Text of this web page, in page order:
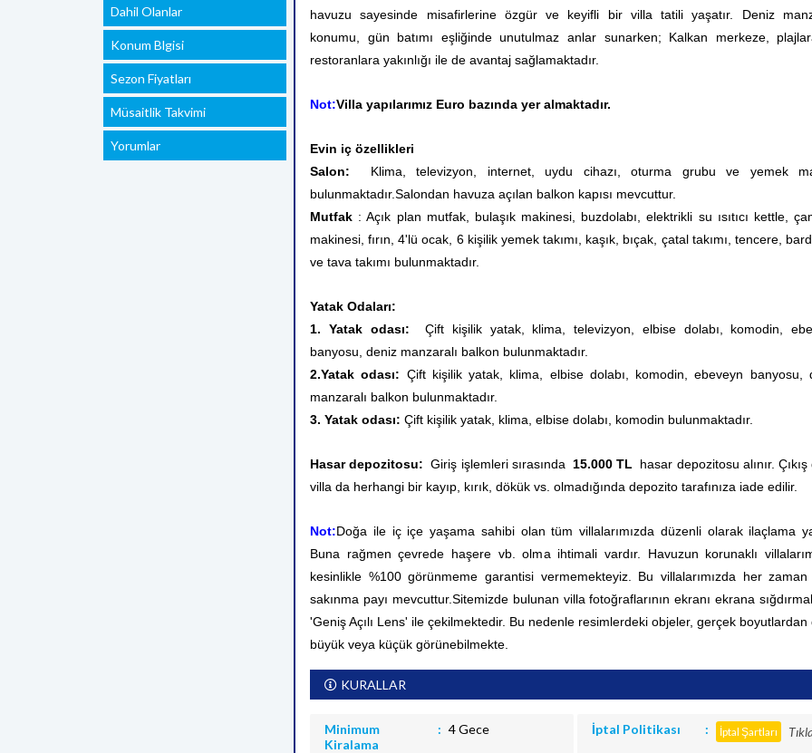
Dahil Olanlar
Konum Blgisi
Sezon Fiyatları
Müsaitlik Takvimi
Yorumlar
havuzu sayesinde misafirlerine özgür ve keyifli bir villa tatili yaşatır. Deniz
konumu, gün batımı eşliğinde unutulmaz anlar sunarken; Kalkan merkeze,
restoranlara yakınlığı ile de avantaj sağlamaktadır.
Not:Villa yapılarımız Euro bazında yer almaktadır.
Evin iç özellikleri
Salon: Klima, televizyon, internet, uydu cihazı, oturma grubu ve yemek
bulunmaktadır.Salondan havuza açılan balkon kapısı mevcuttur.
Mutfak : Açık plan mutfak, bulaşık makinesi, buzdolabı, elektrikli su ısıtıcı kettle,
makinesi, fırın, 4'lü ocak, 6 kişilik yemek takımı, kaşık, bıçak, çatal takımı, tencere,
ve tava takımı bulunmaktadır.
Yatak Odaları:
1. Yatak odası:
Çift kişilik yatak, klima, televizyon, elbise dolabı, komodin,
banyosu, deniz manzaralı balkon bulunmaktadır.
2.Yatak odası: Çift kişilik yatak, klima, elbise dolabı, komodin, ebeveyn banyosu,
manzaralı balkon bulunmaktadır.
3. Yatak odası: Çift kişilik yatak, klima, elbise dolabı, komodin bulunmaktadır.
Hasar depozitosu: Giriş işlemleri sırasında 15.000 TL hasar depozitosu alınır.
villa da herhangi bir kayıp, kırık, dökük vs. olmadığında depozito tarafınıza iade edilir.
Not:Doğa ile iç içe yaşama sahibi olan tüm villalarımızda düzenli olarak ilaçlama
Buna rağmen çevrede haşere vb. olma ihtimali vardır. Havuzun korunaklı
kesinlikle %100 görünmeme garantisi vermemekteyiz. Bu villalarımızda her
sakınma payı mevcuttur.Sitemizde bulunan villa fotoğraflarının ekranı ekrana
'Geniş Açılı Lens' ile çekilmektedir. Bu nedenle resimlerdeki objeler, gerçek boyutlardan
büyük veya küçük görünebilmekte.
KURALLAR
Minimum
Kiralama
4 Gece İptal Politikası İptal Şartları